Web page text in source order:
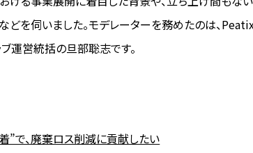
どを伺いました。モデレーターを務めたのは、
運営統括の旦部聡志です。
”で、廃棄ロス削減に貢献したい